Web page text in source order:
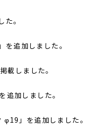
。
追加しました。
載しました。
追加しました。
」を追加しました。